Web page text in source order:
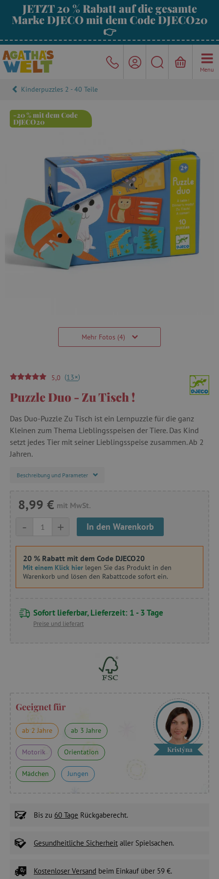
JETZT 20 % Rabatt auf die gesamte
Marke DJECO mit dem Code DJECO20
👉
Menu
Kinderpuzzles 2 - 40 Teile
-20 % mit dem Code
DJECO20
Mehr Fotos (4)
5,0 (13+)
Puzzle Duo - Zu Tisch !
Das Duo-Puzzle Zu Tisch ist ein Lernpuzzle für die ganz
Kleinen zum Thema Lieblingsspeisen der Tiere. Das Kind
setzt jedes Tier mit seiner Lieblingsspeise zusammen. Ab 2
Jahren.
Beschreibung und Parameter
8,99 € mit MwSt.
+
- In den Warenkorb
20 % Rabatt mit dem Code DJECO20
Mit einem Klick hier legen Sie das Produkt in den
Warenkorb und lösen den Rabattcode sofort ein.
Sofort lieferbar, Lieferzeit: 1 - 3 Tage
Preise und lieferart
Geeignet für
ab 2 Jahre ab 3 Jahre
Motorik Orientation
Mädchen Jungen
Kristýna
Bis zu 60 Tage Rückgaberecht.
Gesundheitliche Sicherheit aller Spielsachen.
Kostenloser Versand beim Einkauf über 59 €.